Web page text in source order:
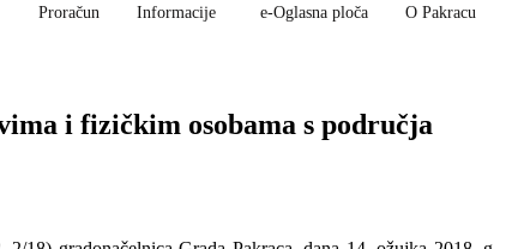
Proračun Informacije e-Oglasna ploča O Pakracu
i fizičkim osobama s područja